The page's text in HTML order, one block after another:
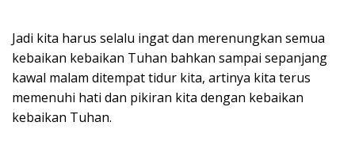
Jadi kita harus selalu ingat dan merenungkan semua
kebaikan kebaikan Tuhan bahkan sampai sepanjang
kawal malam ditempat tidur kita, artinya kita terus
memenuhi hati dan pikiran kita dengan kebaikan
kebaikan Tuhan.